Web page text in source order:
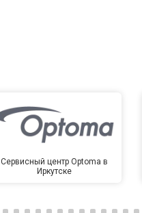
Сервисный центр Optoma в
Иркутске